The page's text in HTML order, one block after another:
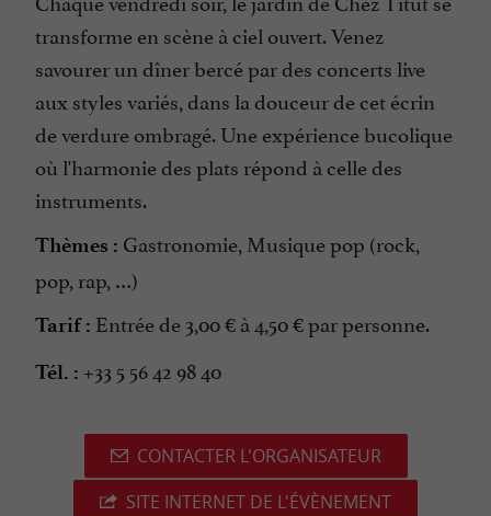
transforme en scène à ciel ouvert. Venez
savourer un dîner bercé par des concerts live
aux styles variés, dans la douceur de cet écrin
de verdure ombragé. Une expérience bucolique
où l'harmonie des plats répond à celle des
instruments.
Thèmes : Gastronomie, Musique pop (rock,
pop, rap, …)
Tarif : Entrée de 3,00 € à 4,50 € par personne.
Tél. : +33 5 56 42 98 40
CONTACTER L'ORGANISATEUR
SITE INTERNET DE L'ÉVÈNEMENT